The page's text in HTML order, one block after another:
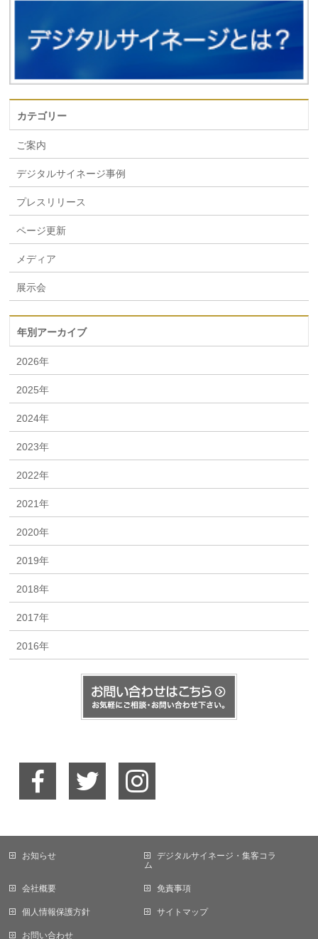
カテゴリー
ご案内
デジタルサイネージ事例
プレスリリース
ページ更新
メディア
展示会
年別アーカイブ
2026年
2025年
2024年
2023年
2022年
2021年
2020年
2019年
2018年
2017年
2016年
お知らせ
デジタルサイネージ・集客コラ
ム
会社概要 免責事項
個人情報保護方針 サイトマップ
お問い合わせ